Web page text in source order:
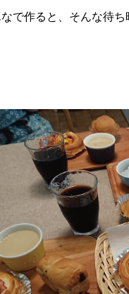
で作ると、そんな待